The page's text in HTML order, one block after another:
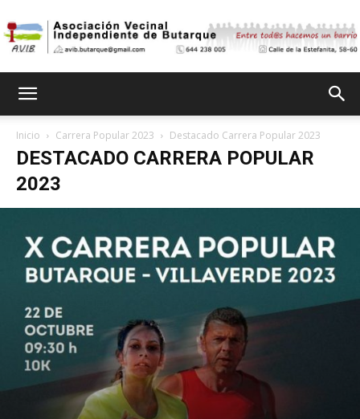
Vecinal
Independiente
Butarque
Inicio Carrera Popular 2023 Destacado Carrera Popular 2023
DESTACADO CARRERA POPULAR
2023